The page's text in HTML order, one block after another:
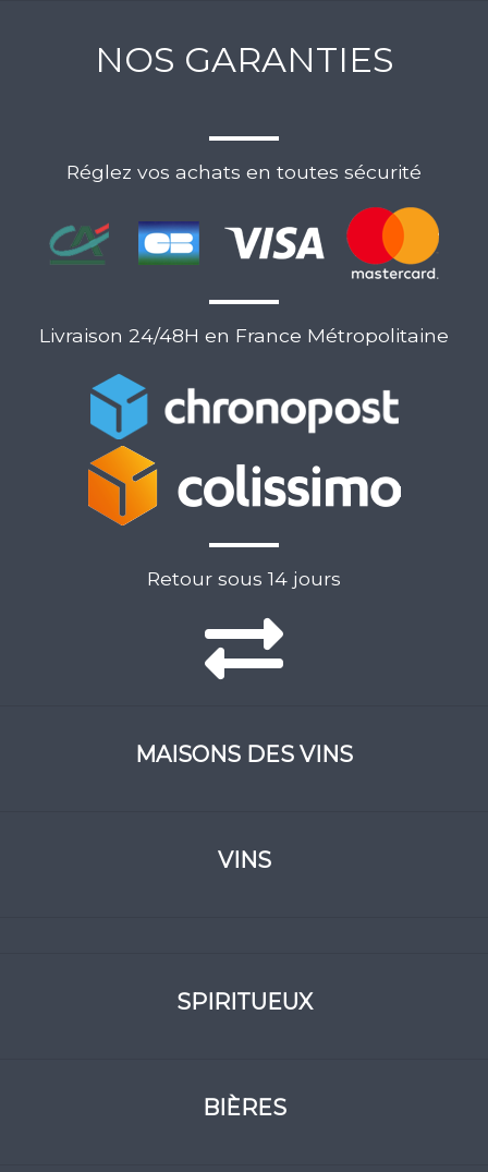
NOS GARANTIES
Réglez vos achats en toutes sécurité
Livraison 24/48H en France Métropolitaine
Retour sous 14 jours
MAISONS DES VINS
VINS
SPIRITUEUX
BIÈRES